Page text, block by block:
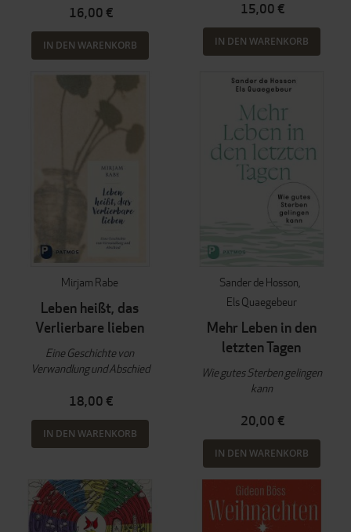
16,00 €
IN DEN WARENKORB
15,00 €
IN DEN WARENKORB
Mirjam Rabe
Leben heißt, das
Verlierbare lieben
Eine Geschichte von
Verwandlung und Abschied
18,00 €
IN DEN WARENKORB
Sander de Hosson
Els Quaegebeur
Mehr Leben in den
letzten Tagen
Wie gutes Sterben gelingen
kann
20,00 €
IN DEN WARENKORB